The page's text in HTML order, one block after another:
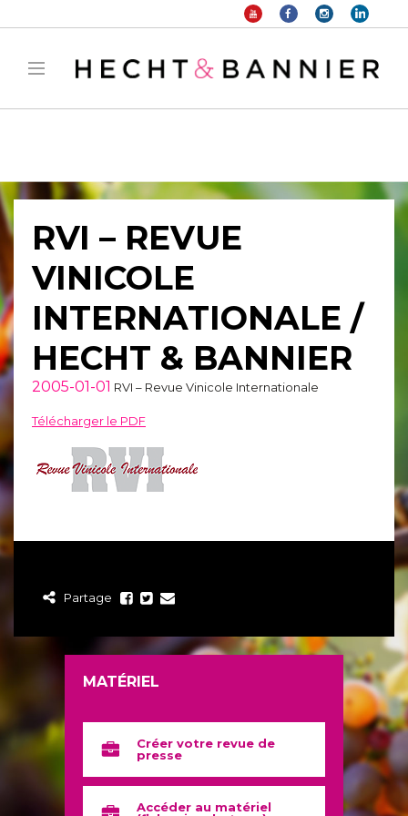
: filter_var() expects parameter 2 to be long, string given in
manager/public/frontend.phpon line 1149
RVI – REVUE
VINICOLE
INTERNATIONALE /
HECHT & BANNIER
2005-01-01 RVI – Revue Vinicole Internationale
Télécharger le PDF
Partage
MATÉRIEL
Créer votre revue de
presse
Accéder au matériel